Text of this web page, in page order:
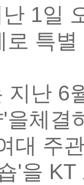
1일
로 특
지난 6
을체결
대 주
'을